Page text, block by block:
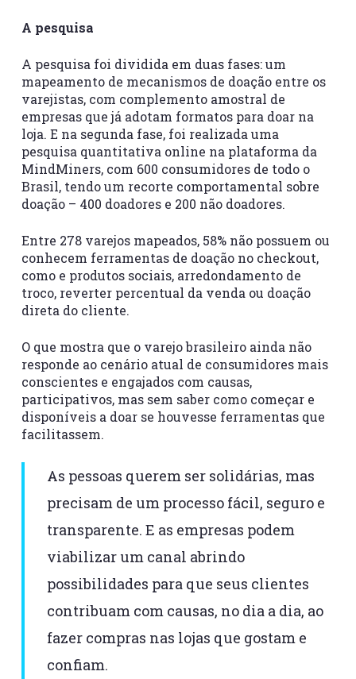
A pesquisa
A pesquisa foi dividida em duas fases: um
mapeamento de mecanismos de doação entre os
varejistas, com complemento amostral de
empresas que já adotam formatos para doar na
loja. E na segunda fase, foi realizada uma
pesquisa quantitativa online na plataforma da
MindMiners, com 600 consumidores de todo o
Brasil, tendo um recorte comportamental sobre
doação – 400 doadores e 200 não doadores.
Entre 278 varejos mapeados, 58% não possuem ou
conhecem ferramentas de doação no checkout,
como e produtos sociais, arredondamento de
troco, reverter percentual da venda ou doação
direta do cliente.
O que mostra que o varejo brasileiro ainda não
responde ao cenário atual de consumidores mais
conscientes e engajados com causas,
participativos, mas sem saber como começar e
disponíveis a doar se houvesse ferramentas que
facilitassem.
As pessoas querem ser solidárias, mas
precisam de um processo fácil, seguro e
transparente. E as empresas podem
viabilizar um canal abrindo
possibilidades para que seus clientes
contribuam com causas, no dia a dia, ao
fazer compras nas lojas que gostam e
confiam.